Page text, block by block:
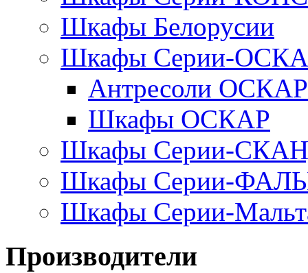
Шкафы Белорусии
Шкафы Серии-
Антресоли ОСКАР
Шкафы ОСКАР
Шкафы Серии-
Шкафы Серии-
Шкафы Серии-
Производители